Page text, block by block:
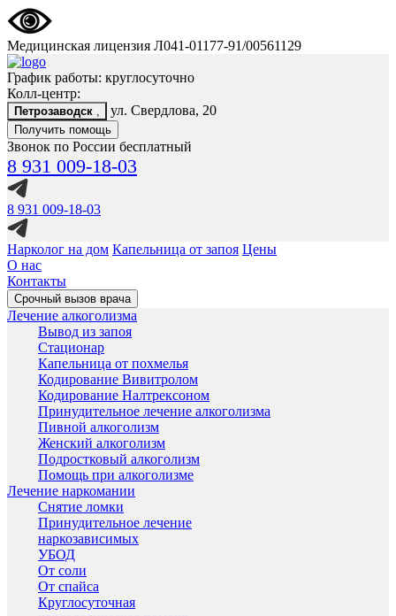
Медицинская лицензия Л041-01177-91/00561129
График работы: круглосуточно
Колл-центр:
Петрозаводск , ул. Свердлова, 20
Получить помощь
Звонок по России бесплатный
8 931 009-18-03
8 931 009-18-03
Нарколог на дом Капельница от запоя Цены
О нас
Контакты
Срочный вызов врача
Лечение алкоголизма
Вывод из запоя
Стационар
Капельница от похмелья
Кодирование Вивитролом
Кодирование Налтрексоном
Принудительное лечение алкоголизма
Пивной алкоголизм
Женский алкоголизм
Подростковый алкоголизм
Помощь при алкоголизме
Лечение наркомании
Снятие ломки
Принудительное лечение
наркозависимых
УБОД
От соли
От спайса
Круглосуточная